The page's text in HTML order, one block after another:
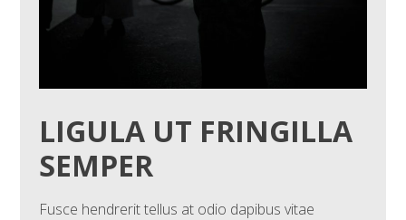
LIGULA UT FRINGILLA
SEMPER
Fusce hendrerit tellus at odio dapibus vitae